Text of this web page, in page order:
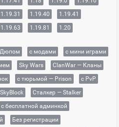
1.19.31 1.19.40
1.19.41
1.19.63 1.19.81 1.20
с модами
с мини играми
Sky Wars
ClanWar — Кланы
с тюрьмой — Prison
с PvP
Сталкер — Stalker
с бесплатной админкой
Без регистрации